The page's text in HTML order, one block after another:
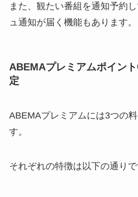
また、観たい番組を通知予約
ュ通知が届く機能もあります。
ABEMAプレミアムポイン
定
ABEMAプレミアムには3つの
す。
それぞれの特徴は以下の通りで